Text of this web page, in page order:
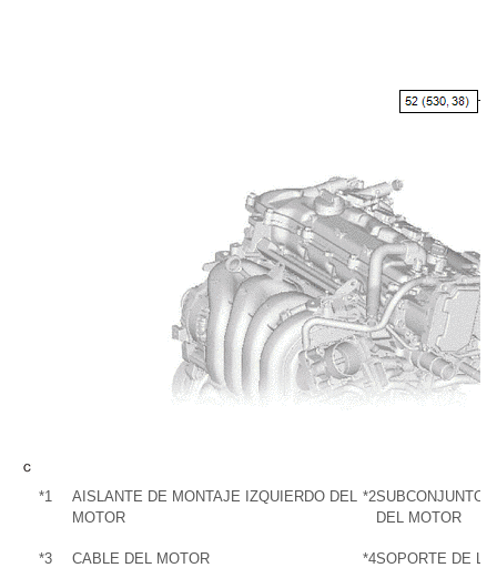
*1
AISLANTE DE MONTAJE IZQUIERDO DEL
MOTOR
*2SUBCONJUNTO
DEL MOTOR
*3 CABLE DEL MOTOR *4SOPORTE DE